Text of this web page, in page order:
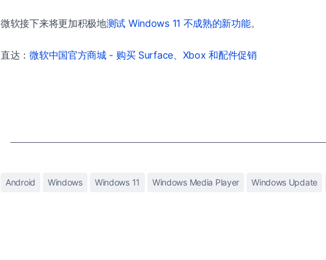
微软接下来将更加积极地测试 Windows 11 不成熟的新功能。
直达：微软中国官方商城 - 购买 Surface、Xbox 和配件促销
Android Windows Windows 11 Windows Media Player Windows Update